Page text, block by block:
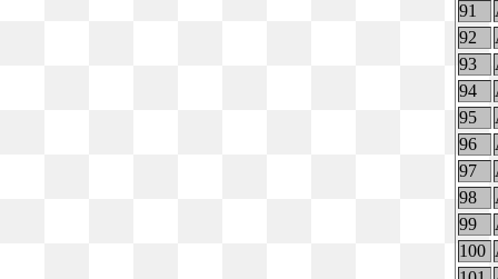
91
92
93
94
95
96
97
98
99
100